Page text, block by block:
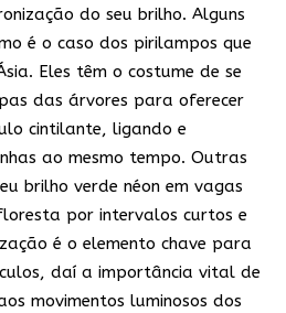
do seu brilho. Alguns
é o caso dos pirilampos que
Eles têm o costume de se
das árvores para oferecer
cintilante, ligando e
ao mesmo tempo. Outras
brilho verde néon em vagas
por intervalos curtos e
é o elemento chave para
daí a importância vital de
movimentos luminosos dos